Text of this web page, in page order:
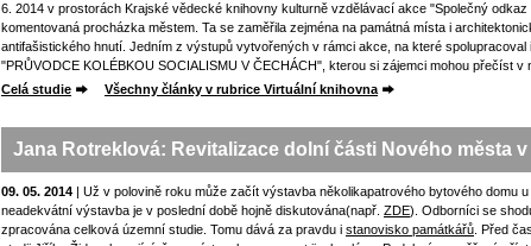
6. 2014 v prostorách Krajské vědecké knihovny kulturně vzdělávací akce "Společný
komentovaná procházka městem. Ta se zaměřila zejména na památná místa i
antifašistického hnutí. Jedním z výstupů vytvořených v rámci akce, na které spolupracoval
"PRŮVODCE KOLÉBKOU SOCIALISMU V ČECHÁCH", kterou si zájemci mohou přečíst v
Celá studie
Všechny články v rubrice Virtuální knihovna
Jana Rotreklová: Revitalizace dolní části Nového města
09. 05. 2014 | Už v polovině roku může začít výstavba několikapatrového bytového domu
neadekvátní výstavba je v poslední době hojně diskutována(např. ZDE). Odborníci se
zpracována celková územní studie. Tomu dává za pravdu i stanovisko památkářů . Před